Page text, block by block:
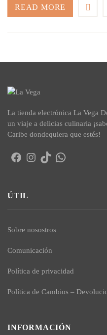
READ MORE
La tienda electrónica La Vega
un viaje a delicias culinaria
Caribe dondequiera que estés!
Facebook
Instagram
TikTokWhatsApp
ÚTIL
Sobre nosostros
Comunicación
Política de privacidad
Política de Cambios –
INFORMACIÓN